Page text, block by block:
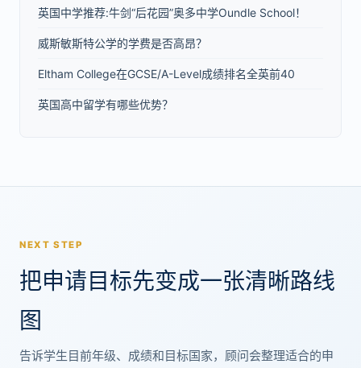
英国中学推荐:牛剑“后花园”奥多中学Oundle School！
威斯敏斯特公学的学费是否高昂？
Eltham College在GCSE/A-Level成绩排名全英前40
英国高中留学有哪些优势？
NEXT STEP
把申请目标先变成一张清晰路线
图
告诉学生目前年级、成绩和目标国家，顾问会整理适合的申